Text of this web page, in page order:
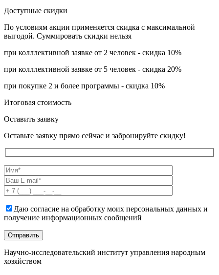
Доступные скидки
По условиям акции применяется скидка с максимальной
выгодой. Суммировать скидки нельзя
при колллективной заявке от 2 человек - скидка 10%
при колллективной заявке от 5 человек - скидка 20%
при покупке 2 и более программы - скидка 10%
Итоговая стоимость
Оставить заявку
Оставьте заявку прямо сейчас и забронируйте скидку!
Даю согласие на обработку моих персональных данных и
получение информационных сообщений
Научно-исследовательский институт управления народным
хозяйством